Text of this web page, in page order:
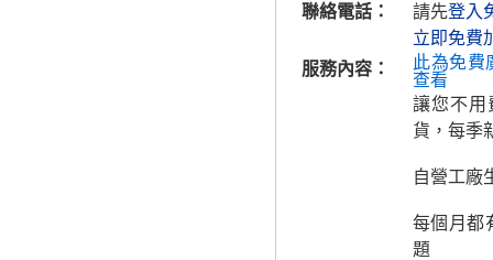
聯絡電話：
請先登入
立即免費
服務內容：
此為免費
查看
讓您不用
貨，每季
自營工廠
每個月都
題